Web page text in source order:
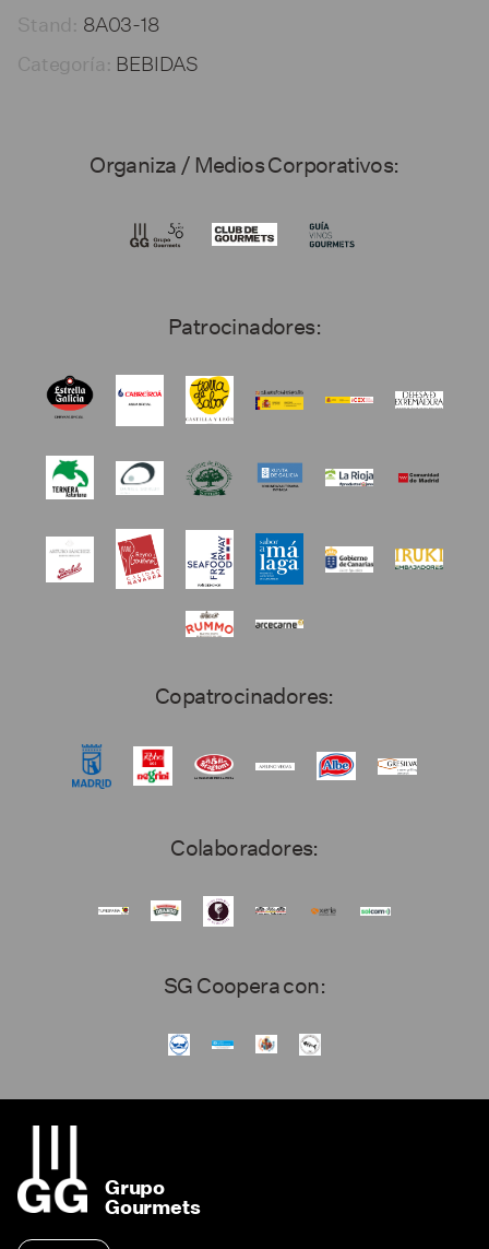
Stand: 8A03-18
Categoría: BEBIDAS
Organiza / Medios Corporativos:
Patrocinadores:
Copatrocinadores:
Colaboradores:
SG Coopera con:
Grupo
Gourmets